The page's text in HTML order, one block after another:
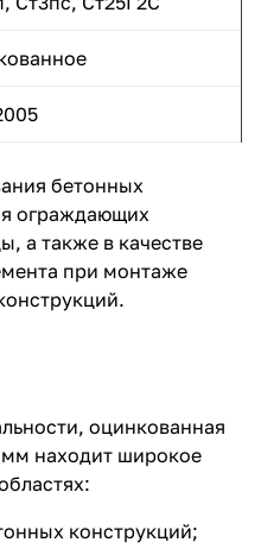
бетонных
ограждающих
а также в качестве
при монтаже
оцинкованная
находит широкое
конструкций;